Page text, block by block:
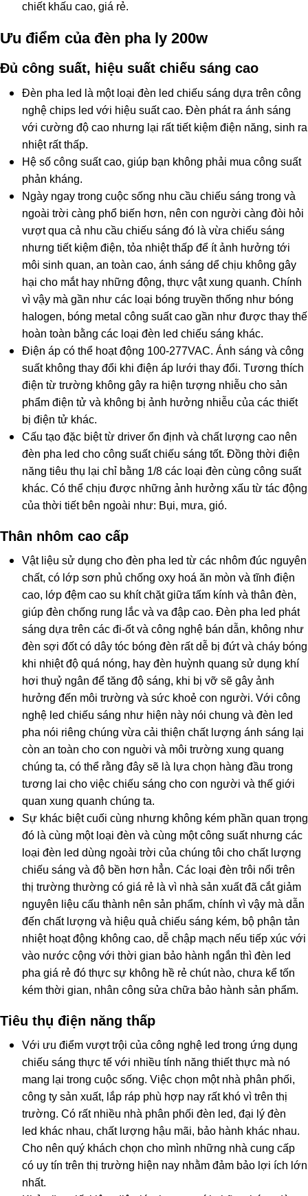
chiết khấu cao, giá rẻ.​
Ưu điểm của đèn pha ly 200w
Đủ công suất, hiệu suất chiếu sáng cao
Đèn pha led là một loại đèn led chiếu sáng dựa trên công
nghệ chips led với hiệu suất cao. Đèn phát ra ánh sáng
với cường độ cao nhưng lại rất tiết kiệm điện năng, sinh ra
nhiệt rất thấp.
Hệ số công suất cao, giúp bạn không phải mua công suất
phản kháng.
Ngày ngay trong cuộc sống nhu cầu chiếu sáng trong và
ngoài trời càng phổ biến hơn, nên con người càng đòi hỏi
vượt qua cả nhu cầu chiếu sáng đó là vừa chiếu sáng
nhưng tiết kiệm điện, tỏa nhiệt thấp để ít ảnh hưởng tới
môi sinh quan, an toàn cao, ánh sáng dể chịu không gây
hại cho mắt hay những động, thực vật xung quanh. Chính
vì vậy mà gần như các loại bóng truyền thống như bóng
halogen, bóng metal công suất cao gần như được thay thế
hoàn toàn bằng các loại đèn led chiếu sáng khác.
Điện áp có thể hoạt động 100-277VAC. Ánh sáng và công
suất không thay đổi khi điện áp lưới thay đổi. Tương thích
điện từ trường không gây ra hiện tượng nhiễu cho sản
phẩm điện tử và không bị ảnh hưởng nhiễu của các thiết
bị điện tử khác.
Cấu tạo đặc biệt từ driver ổn định và chất lượng cao nên
đèn pha led cho công suất chiếu sáng tốt. Đồng thời điện
năng tiêu thụ lại chỉ bằng 1/8 các loại đèn cùng công suất
khác. Có thể chịu được những ảnh hưởng xấu từ tác động
của thời tiết bên ngoài như: Bụi, mưa, gió.
​Thân nhôm cao cấp
Vật liệu sử dụng cho đèn pha led từ các nhôm đúc nguyên
chất, có lớp sơn phủ chống oxy hoá ăn mòn và tĩnh điện
cao, lớp đệm cao su khít chặt giữa tấm kính và thân đèn,
giúp đèn chống rung lắc và va đập cao. Đèn pha led phát
sáng dựa trên các đi-ốt và công nghệ bán dẫn, không như
đèn sợi đốt có dây tóc bóng đèn rất dễ bị đứt và cháy bóng
khi nhiệt độ quá nóng, hay đèn huỳnh quang sử dụng khí
hơi thuỷ ngân để tăng độ sáng, khi bị vỡ sẽ gây ảnh
hưởng đến môi trường và sức khoẻ con người. Với công
nghệ led chiếu sáng như hiện này nói chung và đèn led
pha nói riêng chúng vừa cải thiện chất lượng ánh sáng lại
còn an toàn cho con nguời và môi trường xung quang
chúng ta, có thể rằng đây sẽ là lựa chọn hàng đầu trong
tương lai cho việc chiếu sáng cho con người và thế giới
quan xung quanh chúng ta.
Sự khác biệt cuối cùng nhưng không kém phần quan trọng
đó là cùng một loại đèn và cùng một công suất nhưng các
loại đèn led dùng ngoài trời của chúng tôi cho chất lượng
chiếu sáng và độ bền hơn hẳn. Các loại đèn trôi nổi trên
thị trường thường có giá rẻ là vì nhà sản xuất đã cắt giảm
nguyên liệu cấu thành nên sản phẩm, chính vì vậy mà dẫn
đến chất lượng và hiệu quả chiếu sáng kém, bộ phận tản
nhiệt hoạt động không cao, dễ chập mạch nếu tiếp xúc với
vào nước cộng với thời gian bảo hành ngắn thì đèn led
pha giá rẻ đó thực sự không hề rẻ chút nào, chưa kể tốn
kém thời gian, nhân công sửa chữa bảo hành sản phẩm.
Tiêu thụ điện năng thấp
Với ưu điểm vượt trội của công nghệ led trong ứng dụng
chiếu sáng thực tế với nhiều tính năng thiết thực mà nó
mang lại trong cuộc sống. Việc chọn một nhà phân phối,
công ty sản xuất, lắp ráp phù hợp nay rất khó vì trên thị
trường. Có rất nhiều nhà phân phối đèn led, đại lý đèn
led khác nhau, chất lượng hậu mãi, bảo hành khác nhau.
Cho nên quý khách chọn cho mình những nhà cung cấp
có uy tín trên thị trường hiện nay nhằm đảm bảo lợi ích lớn
nhất.